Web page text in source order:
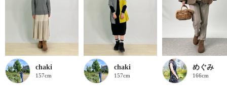
chaki
157cm
chaki
157cm
めぐみ
166cm